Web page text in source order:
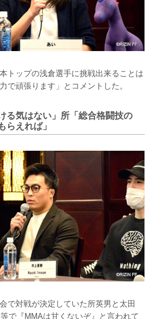
トップの浅倉選手に挑戦出来ることは
で頑張ります」とコメントした。
る気はない」所「総合格闘技の
らえれば」
で対戦が決定していた所英男と太田
で『MMAは甘くないぞ』と言われて